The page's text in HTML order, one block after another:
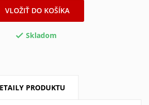
VLOŽIŤ DO KOŠÍKA
 Skladom
PRODUKTU